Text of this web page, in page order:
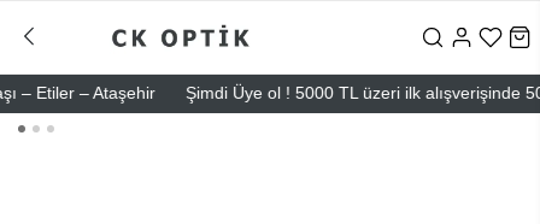
– Ataşehir Şimdi Üye ol ! 5000 TL üzeri ilk alışverişinde 500